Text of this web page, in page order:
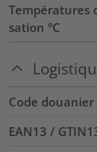
Températures
sation °C
Code douanier
EAN13 /